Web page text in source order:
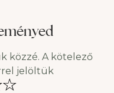
közzé. A kötelező
jelöltük